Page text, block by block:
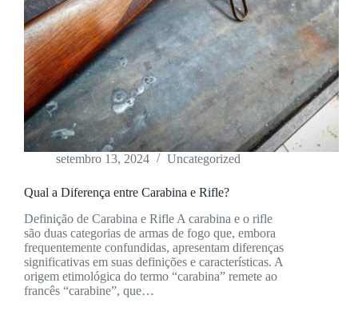
setembro 13, 2024 Uncategorized
Qual a Diferença entre Carabina e Rifle?
Definição de Carabina e Rifle A carabina e o rifle
são duas categorias de armas de fogo que, embora
frequentemente confundidas, apresentam diferenças
significativas em suas definições e características. A
origem etimológica do termo “carabina” remete ao
francês “carabine”, que…